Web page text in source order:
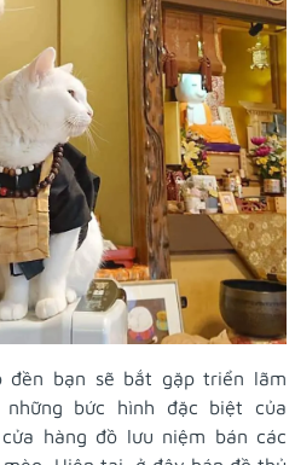
bạn sẽ bắt gặp triển lãm
bức hình đặc biệt của
hàng đồ lưu niệm bán các